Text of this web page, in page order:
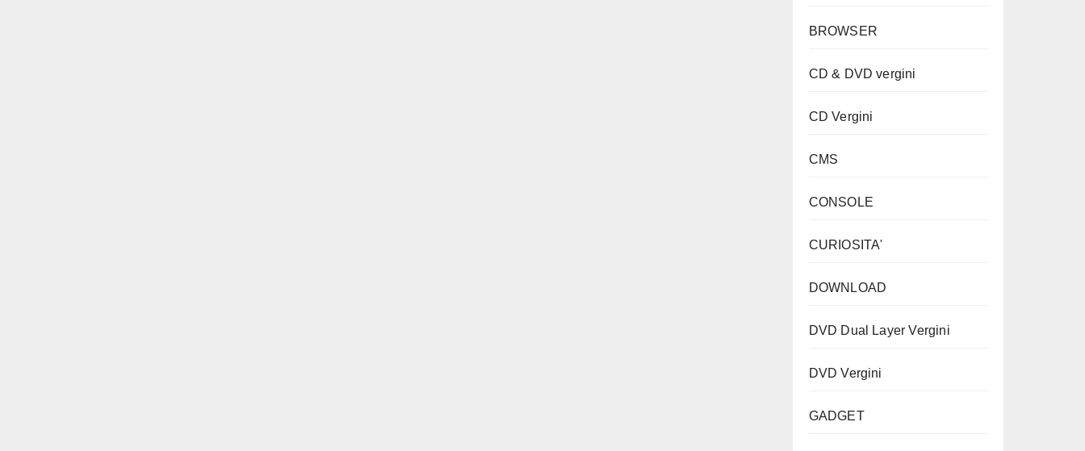
BROWSER
CD & DVD vergini
CD Vergini
CMS
CONSOLE
CURIOSITA'
DOWNLOAD
DVD Dual Layer Vergini
DVD Vergini
GADGET